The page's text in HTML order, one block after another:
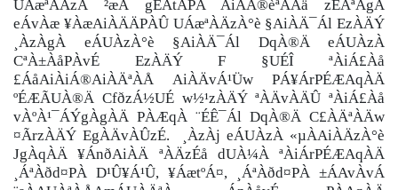
UÁæªÀÄzÀ ²æÃ gÉÃtÄPÀ AiÀÄ®èªÀÄä zÉÃªÀgÀ
eÁvÀæ ¥ÀæAiÀÄÄPÀÛ UÁæªÀÄzÀ°è §AiÀÄ¯Ál EzÀÄÝ
¸ÀzÀgÀ eÁUÀzÀ°è §AiÀÄ¯Ál DqÀ®Ä eÁUÀzÀ
CªÀ±ÀåPÀvÉ EzÀÄÝ F §UÉÎ ªÀiÁ£Àå
£ÁåAiÀiÁ®AiÀÄªÀÅ AiÀÄvÁ¹Üw PÁ¥ÁrPÉÆAqÀÄ
ºÉÆÃUÀ®Ä CfðzÁ½UÉ w½¹zÀÄÝ ªÀÄvÀÄÛ ªÀiÁ£Àå
vÀºÀ¹¯ÁÝgÀgÀÄ PÀÆqÀ ¨ÉÊ¯Ál DqÀ®Ä C£ÀÄªÀÄw
¤ÃrzÀÄÝ EgÀÄvÀÛzÉ. ¸ÀzÀj eÁUÀzÀ «µÀAiÀÄzÀ°è
JgÀqÀÄ ¥ÁnðAiÀÄ ªÀÄzÉå dUÀ¼À ªÀiÁrPÉÆAqÀÄ
¸ÁªÀðd¤PÀ D¹Û¥Á¹Û, ¥ÁætºÁ¤, ¸ÁªÀðd¤PÀ ±ÁAvÀvÁ